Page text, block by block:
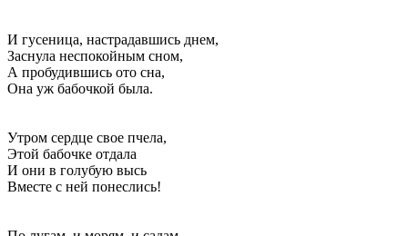
И гусеница, настрадавшись днем,
Заснула неспокойным сном,
А пробудившись ото сна,
Она уж бабочкой была.
Утром сердце свое пчела,
Этой бабочке отдала
И они в голубую высь
Вместе с ней понеслись!